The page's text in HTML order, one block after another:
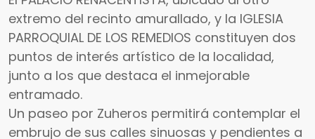
extremo del recinto amurallado, y la IGLESIA
PARROQUIAL DE LOS REMEDIOS constituyen dos
puntos de interés artístico de la localidad,
junto a los que destaca el inmejorable
entramado.
Un paseo por Zuheros permitirá contemplar el
embrujo de sus calles sinuosas y pendientes a